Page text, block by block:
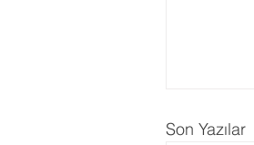
Son Yazılar